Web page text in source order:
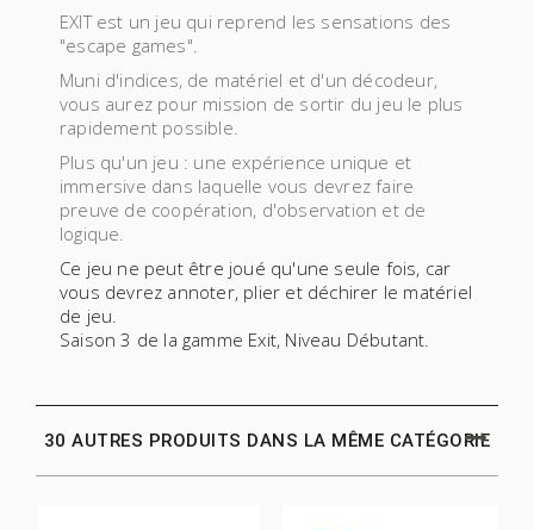
EXIT est un jeu qui reprend les sensations des
"escape games".
Muni d'indices, de matériel et d'un décodeur,
vous aurez pour mission de sortir du jeu le plus
rapidement possible.
Plus qu'un jeu : une expérience unique et
immersive dans laquelle vous devrez faire
preuve de coopération, d'observation et de
logique.
Ce jeu ne peut être joué qu'une seule fois, car
vous devrez annoter, plier et déchirer le matériel
de jeu.
Saison 3 de la gamme Exit, Niveau Débutant.
30 AUTRES PRODUITS DANS LA MÊME CATÉGORIE